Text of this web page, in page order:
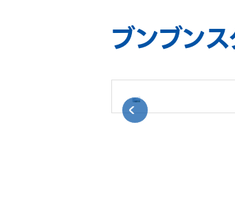
ブンブン